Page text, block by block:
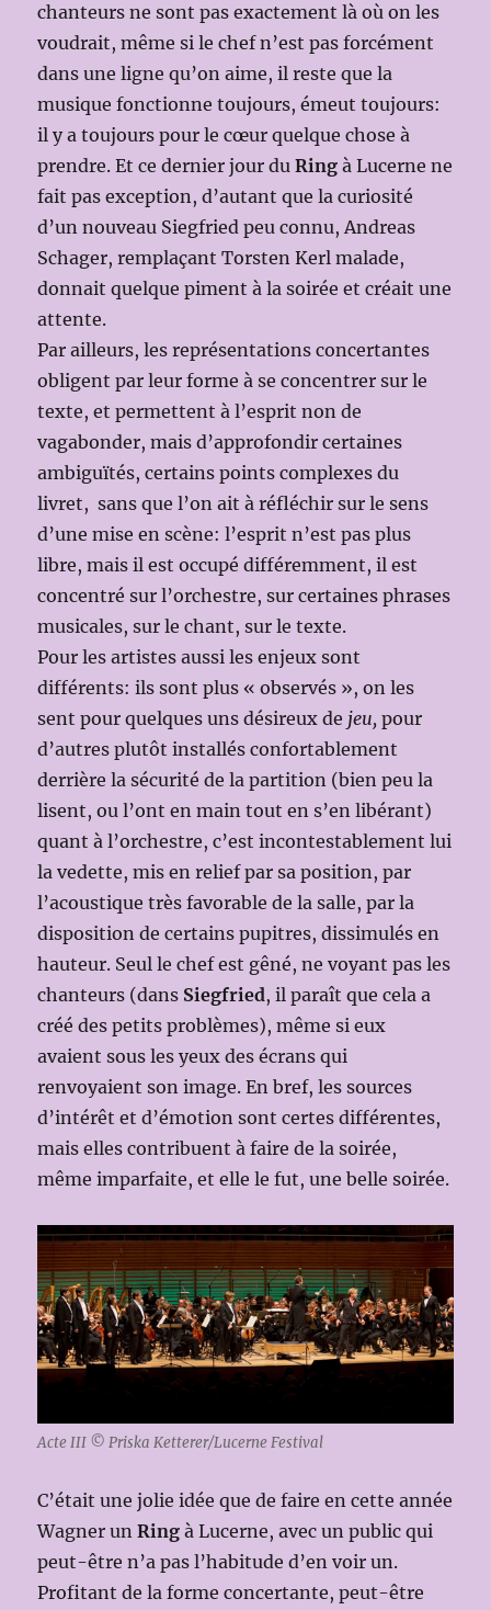
chanteurs ne sont pas exactement là où on les
voudrait, même si le chef n’est pas forcément
dans une ligne qu’on aime, il reste que la
musique fonctionne toujours, émeut toujours:
il y a toujours pour le cœur quelque chose à
prendre. Et ce dernier jour duRing à Lucerne ne
fait pas exception, d’autant que la curiosité
d’un nouveau Siegfried peu connu, Andreas
Schager, remplaçant Torsten Kerl malade,
donnait quelque piment à la soirée et créait une
attente.
Par ailleurs, les représentations concertantes
obligent par leur forme à se concentrer sur le
texte, et permettent à l’esprit non de
vagabonder, mais d’approfondir certaines
ambiguïtés, certains points complexes du
livret, sans que l’on ait à réfléchir sur le sens
d’une mise en scène: l’esprit n’est pas plus
libre, mais il est occupé différemment, il est
concentré sur l’orchestre, sur certaines phrases
musicales, sur le chant, sur le texte.
Pour les artistes aussi les enjeux sont
différents: ils sont plus « observés », on les
sent pour quelques uns désireux de jeu,pour
d’autres plutôt installés confortablement
derrière la sécurité de la partition (bien peu la
lisent, ou l’ont en main tout en s’en libérant)
quant à l’orchestre, c’est incontestablement lui
la vedette, mis en relief par sa position, par
l’acoustique très favorable de la salle, par la
disposition de certains pupitres, dissimulés en
hauteur. Seul le chef est gêné, ne voyant pas les
chanteurs (dans Siegfried, il paraît que cela a
créé des petits problèmes), même si eux
avaient sous les yeux des écrans qui
renvoyaient son image. En bref, les sources
d’intérêt et d’émotion sont certes différentes,
mais elles contribuent à faire de la soirée,
même imparfaite, et elle le fut, une belle soirée.
Acte III © Priska Ketterer/Lucerne Festival
C’était une jolie idée que de faire en cette année
Wagner unRing à Lucerne, avec un public qui
peut-être n’a pas l’habitude d’en voir un.
Profitant de la forme concertante, peut-être